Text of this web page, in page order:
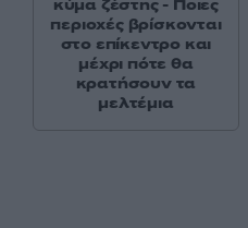
κύμα ζέστης - Ποιες
περιοχές βρίσκονται
στο επίκεντρο και
μέχρι πότε θα
κρατήσουν τα
μελτέμια